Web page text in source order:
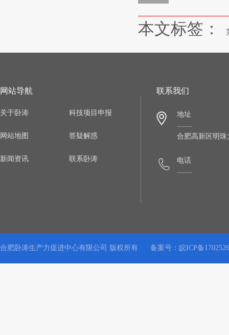
本文标签：
网站导航
关于卧涛 科技项目申报
网站地图 答疑解惑
新闻资讯 联系卧涛
联系我们
地址
合肥高新区明珠
电话
合肥卧涛生产力促进中心有限公司 版权所有 备案号： 皖ICP备